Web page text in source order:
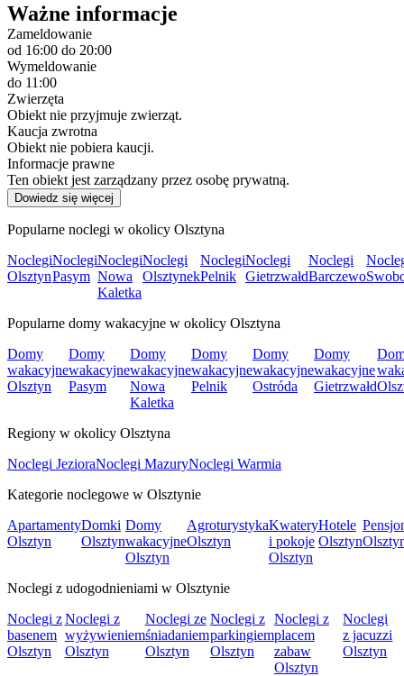
Ważne informacje
Zameldowanie
od 16:00 do 20:00
Wymeldowanie
do 11:00
Zwierzęta
Obiekt nie przyjmuje zwierząt.
Kaucja zwrotna
Obiekt nie pobiera kaucji.
Informacje prawne
Ten obiekt jest zarządzany przez osobę prywatną.
Dowiedz się więcej
Popularne noclegi w okolicy Olsztyna
Noclegi
Olsztyn
Noclegi
Pasym
Noclegi
Nowa
Kaletka
Noclegi
Olsztynek
Noclegi
Pelnik
Noclegi
Gietrzwałd
Noclegi
Barczewo
Popularne domy wakacyjne w okolicy Olsztyna
Domy
wakacyjne
Olsztyn
Domy
wakacyjne
Pasym
Domy
wakacyjne
Nowa
Kaletka
Domy
wakacyjne
Pelnik
Domy
wakacyjne
Ostróda
Domy
wakacyjne
Gietrzwałd
Regiony w okolicy Olsztyna
Noclegi JezioraNoclegi MazuryNoclegi Warmia
Kategorie noclegowe w Olsztynie
Apartamenty
Olsztyn
Domki
Olsztyn
Domy
wakacyjne
Olsztyn
Agroturystyka
Olsztyn
Kwatery
i pokoje
Olsztyn
Hotele
Olsztyn
Noclegi z udogodnieniami w Olsztynie
Noclegi z
basenem
Olsztyn
Noclegi z
wyżywieniem
Olsztyn
Noclegi ze
śniadaniem
Olsztyn
Noclegi z
parkingiem
Olsztyn
Noclegi z
placem
zabaw
Olsztyn
Noclegi
z jacuzzi
Olsztyn